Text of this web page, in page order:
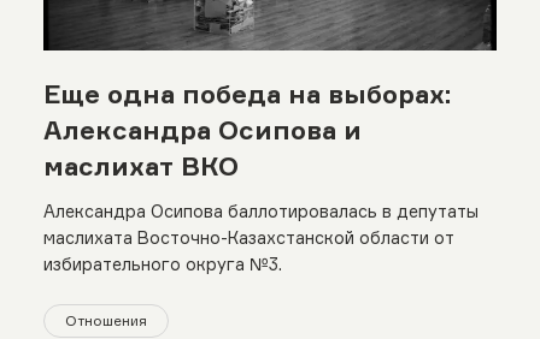
Еще одна победа на выборах:
Александра Осипова и
маслихат ВКО
Александра Осипова баллотировалась в депутаты
маслихата Восточно-Казахстанской области от
избирательного округа №3.
Отношения